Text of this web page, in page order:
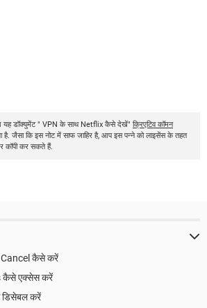
यह डॉक्युमेंट " VPN के साथ Netflix कैसे देखें" क्रिएटिव कॉमन
है. जैसा कि इस नोट में साफ जाहिर है, आप इस पन्ने को लाइसेंस के तहत
कॉपी कर सकते हैं.
कैसे करें
कैसे एक्सेस करें
डिसेबल करें